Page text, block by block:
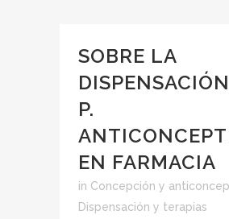
SOBRE LA
P.
EN FARMACIA
in Concepción y
Dispensación y terapias